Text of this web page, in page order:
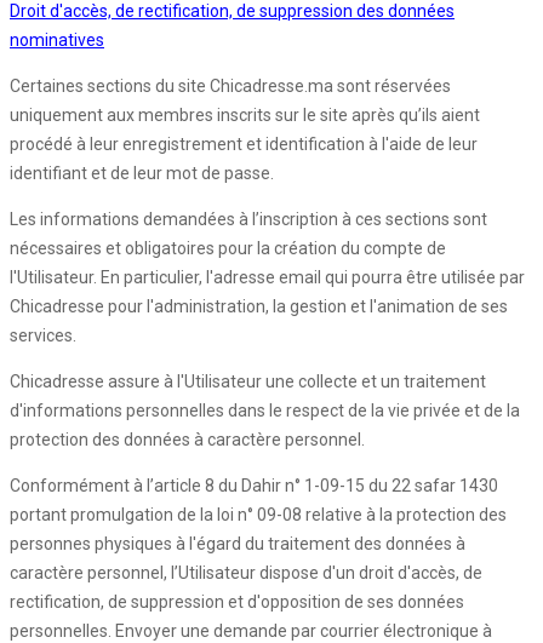
Droit d'accès, de rectification, de suppression des données
nominatives
Certaines sections du site Chicadresse.ma sont réservées
uniquement aux membres inscrits sur le site après qu’ils aient
procédé à leur enregistrement et identification à l'aide de leur
identifiant et de leur mot de passe.
Les informations demandées à l’inscription à ces sections sont
nécessaires et obligatoires pour la création du compte de
l'Utilisateur. En particulier, l'adresse email qui pourra être utilisée par
Chicadresse pour l'administration, la gestion et l'animation de ses
services.
Chicadresse assure à l'Utilisateur une collecte et un traitement
d'informations personnelles dans le respect de la vie privée et de la
protection des données à caractère personnel.
Conformément à l’article 8 du Dahir n° 1-09-15 du 22 safar 1430
portant promulgation de la loi n° 09-08 relative à la protection des
personnes physiques à l'égard du traitement des données à
caractère personnel, l’Utilisateur dispose d'un droit d'accès, de
rectification, de suppression et d'opposition de ses données
personnelles. Envoyer une demande par courrier électronique à